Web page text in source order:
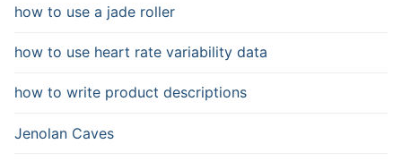
how to use a jade roller
how to use heart rate variability data
how to write product descriptions
Jenolan Caves